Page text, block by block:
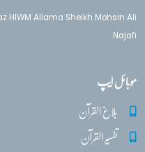
HIWM Allama Sheikh Mohsin Ali
Najafi
موبائل ایپ
بلاغ القرآن
تفسیر القرآن